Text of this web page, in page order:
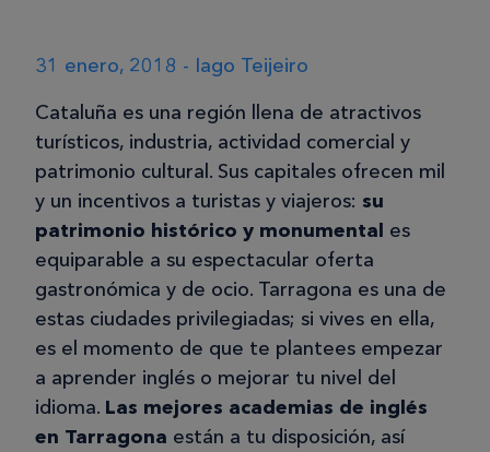
31 enero, 2018 - Iago Teijeiro
Cataluña es una región llena de atractivos
turísticos, industria, actividad comercial y
patrimonio cultural. Sus capitales ofrecen mil
y un incentivos a turistas y viajeros: su
patrimonio histórico y monumental es
equiparable a su espectacular oferta
gastronómica y de ocio. Tarragona es una de
estas ciudades privilegiadas; si vives en ella,
es el momento de que te plantees empezar
a aprender inglés o mejorar tu nivel del
idioma. Las mejores academias de inglés
en Tarragona están a tu disposición, así